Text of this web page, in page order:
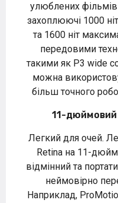
улюблених
захоплюючі 1000
та 1600 ніт
передовими
такими як P3 wide
можна
більш точного
11-дюймовий
Легкий для очей.
Retina на 11-
відмінний та
неймовірно
Наприклад,